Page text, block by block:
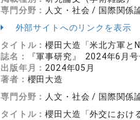
専門分野： 人文・社会 / 国際関係
外部サイトへのリンクを表示
タイトル：櫻田大造「米北方軍と
誌名：
『軍事研究』 2024年6月
出版年月： 2024年05月
著者： 櫻田大造
専門分野： 人文・社会 / 国際関係
タイトル：櫻田大造「外交におけ